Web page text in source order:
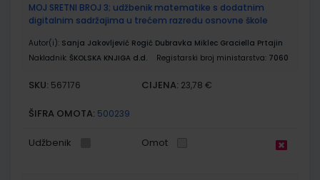
MOJ SRETNI BROJ 3; udžbenik matematike s dodatnim
digitalnim sadržajima u trećem razredu osnovne škole
Autor(i): Sanja Jakovljević Rogić Dubravka Miklec Graciella Prtajin
Nakladnik: ŠKOLSKA KNJIGA d.d. Registarski broj ministarstva: 7060
SKU: 567176 CIJENA: 23,78 €
ŠIFRA OMOTA: 500239
Udžbenik Omot